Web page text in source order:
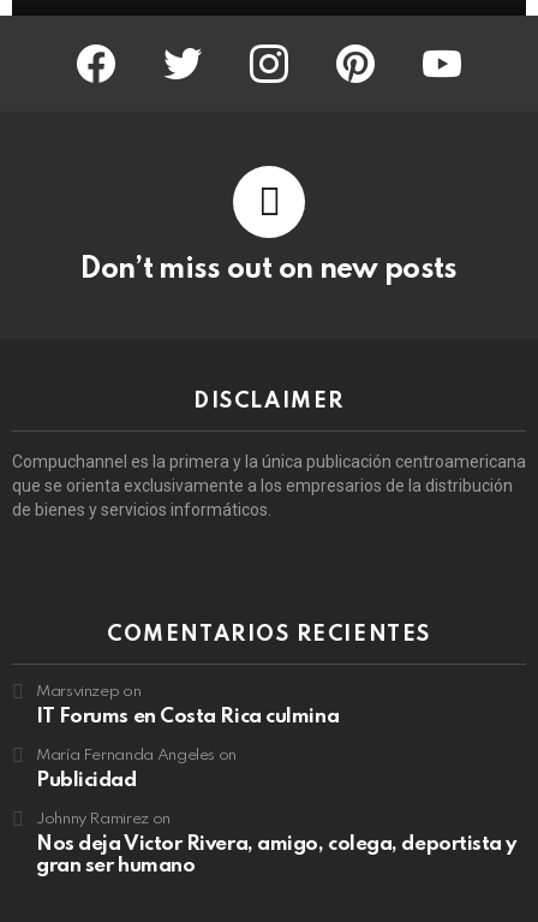
facebook twitter instagram pinterest youtube
Don’t miss out on new posts
DISCLAIMER
Compuchannel es la primera y la única publicación centroamericana
que se orienta exclusivamente a los empresarios de la distribución
de bienes y servicios informáticos.
COMENTARIOS RECIENTES
Marsvinzep on
IT Forums en Costa Rica culmina
María Fernanda Angeles on
Publicidad
Johnny Ramirezon
Nos deja Victor Rivera, amigo, colega, deportista y
gran ser humano